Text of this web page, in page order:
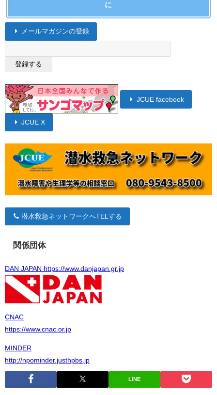
に
メールマガジンの登録
JCUE facebook
JCUE X
潜水救急ネットワークへTELする
関係団体
DAN JAPAN https://www.danjapan.gr.jp
CNAC
https://www.cnac.or.jp
MINDER
http://npominder.justhpbs.jp
LINE